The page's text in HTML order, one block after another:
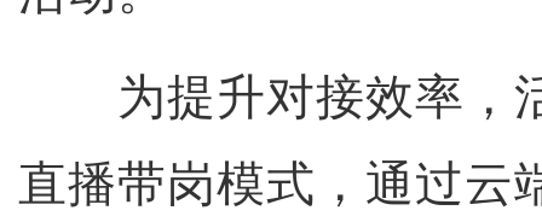
为提升对接效率，
直播带岗模式，通过云